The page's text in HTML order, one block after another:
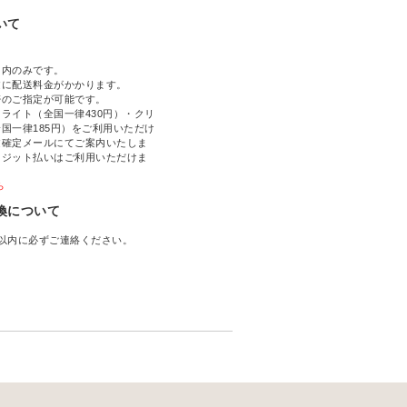
て
のみです。
配送料金がかかります。
ご指定が可能です。
イト（全国一律430円）・クリ
一律185円）をご利用いただけ
定メールにてご案内いたしま
ット払いはご利用いただけま
について
内に必ずご連絡ください。